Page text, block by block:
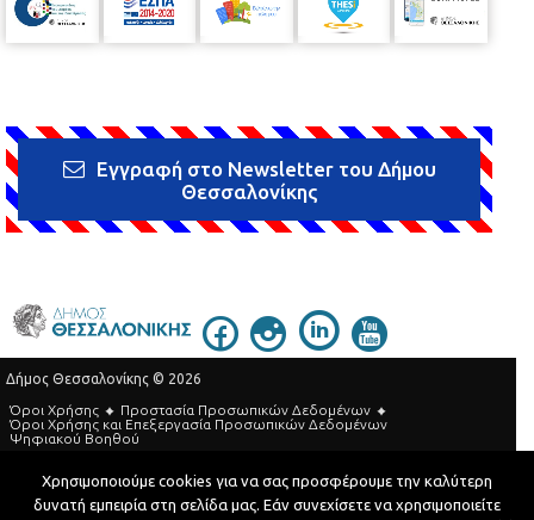
Εγγραφή στο Newsletter του Δήμου
Θεσσαλονίκης
Δήμος Θεσσαλονίκης © 2026
Όροι Χρήσης
Προστασία Προσωπικών Δεδομένων
Όροι Xρήσης και Eπεξεργασία Προσωπικών Δεδομένων
Ψηφιακού Βοηθού
Τηλεφωνικός Κατάλογος
Developed by MyCompany Projects
Χρησιμοποιούμε cookies για να σας προσφέρουμε την καλύτερη
δυνατή εμπειρία στη σελίδα μας. Εάν συνεχίσετε να χρησιμοποιείτε